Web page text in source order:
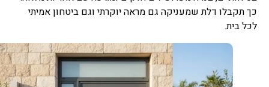
כך תקבלו דלת שמעניקה גם מראה יוקרתי וגם ביטחון אמיתי
לכל בית.